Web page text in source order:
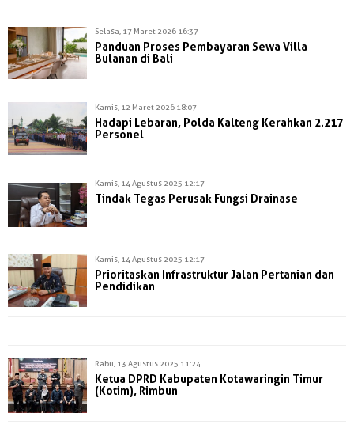
Selasa, 17 Maret 2026 16:37
Panduan Proses Pembayaran Sewa Villa
Bulanan di Bali
Kamis, 12 Maret 2026 18:07
Hadapi Lebaran, Polda Kalteng Kerahkan 2.217
Personel
Kamis, 14 Agustus 2025 12:17
Tindak Tegas Perusak Fungsi Drainase
Kamis, 14 Agustus 2025 12:17
Prioritaskan Infrastruktur Jalan Pertanian dan
Pendidikan
Rabu, 13 Agustus 2025 11:24
Ketua DPRD Kabupaten Kotawaringin Timur
(Kotim), Rimbun